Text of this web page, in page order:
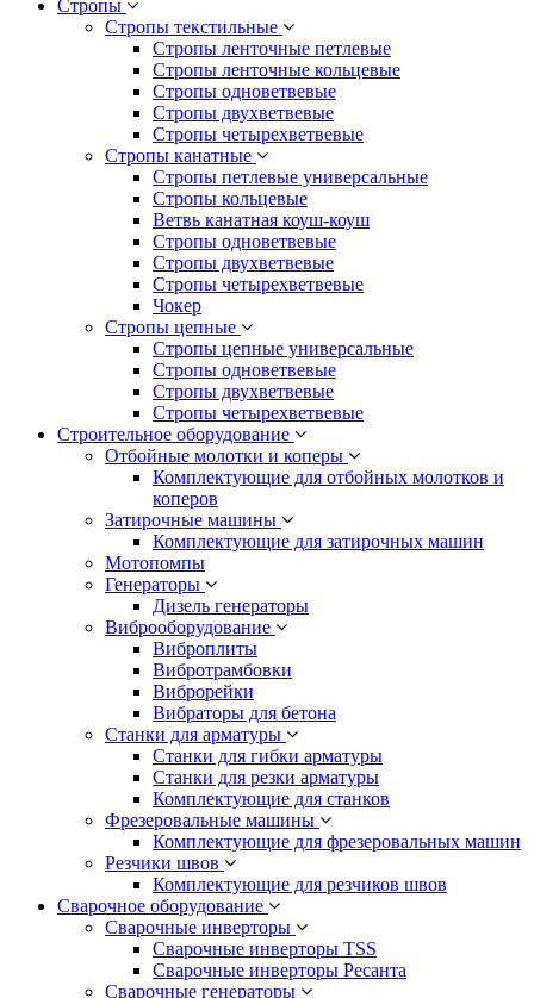
Стропы
Стропы текстильные
Стропы ленточные петлевые
Стропы ленточные кольцевые
Стропы одноветвевые
Стропы двухветвевые
Стропы четырехветвевые
Стропы канатные
Стропы петлевые универсальные
Стропы кольцевые
Ветвь канатная коуш-коуш
Стропы одноветвевые
Стропы двухветвевые
Стропы четырехветвевые
Чокер
Стропы цепные
Стропы цепные универсальные
Стропы одноветвевые
Стропы двухветвевые
Стропы четырехветвевые
Строительное оборудование
Отбойные молотки и коперы
Комплектующие для отбойных молотков и
коперов
Затирочные машины
Комплектующие для затирочных машин
Мотопомпы
Генераторы
Дизель генераторы
Виброоборудование
Виброплиты
Вибротрамбовки
Виброрейки
Вибраторы для бетона
Станки для арматуры
Станки для гибки арматуры
Станки для резки арматуры
Комплектующие для станков
Фрезеровальные машины
Комплектующие для фрезеровальных машин
Резчики швов
Комплектующие для резчиков швов
Сварочное оборудование
Сварочные инверторы
Сварочные инверторы TSS
Сварочные инверторы Ресанта
Сварочные генераторы